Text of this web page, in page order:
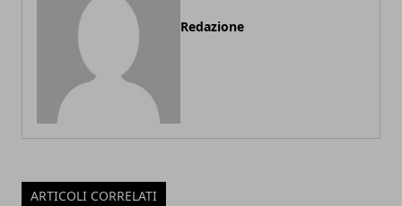
Redazione
ARTICOLI CORRELATI